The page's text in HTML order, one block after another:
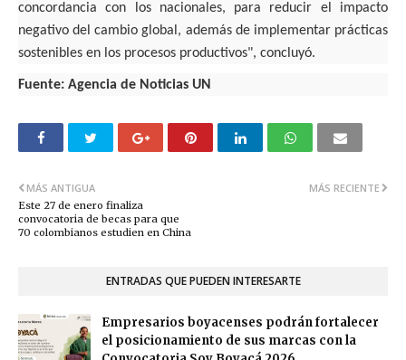
concordancia con los nacionales, para reducir el impacto
negativo del cambio global, además de implementar prácticas
sostenibles en los procesos productivos", concluyó.
Fuente: Agencia de Noticias UN
MÁS RECIENTE
MÁS ANTIGUA
Este 27 de enero finaliza
convocatoria de becas para que
70 colombianos estudien en China
ENTRADAS QUE PUEDEN INTERESARTE
Empresarios boyacenses podrán fortalecer
el posicionamiento de sus marcas con la